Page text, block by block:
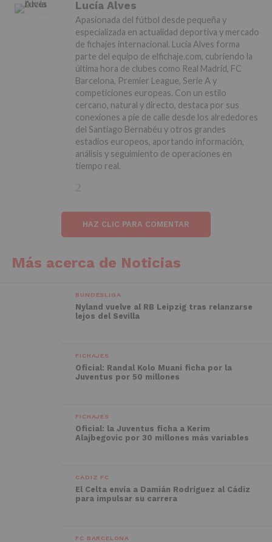
Lucía Alves
Apasionada del fútbol desde pequeña y
especializada en actualidad deportiva y mercado
de fichajes internacional. Lucía Alves forma
parte del equipo de elfichaje.com, cubriendo la
última hora de clubes como Real Madrid, FC
Barcelona, Premier League, Serie A y
competiciones europeas. Con un estilo
cercano, natural y directo, destaca por sus
conexiones a pie de calle desde los alrededores
del Santiago Bernabéu y otros grandes
estadios europeos, aportando información,
análisis y seguimiento de operaciones en
tiempo real.
HAZ CLIC PARA COMENTAR
Más acerca de Noticias
BUNDESLIGA
Nyland vuelve al RB Leipzig tras relanzarse
lejos del Sevilla
FICHAJES
Oficial: Randal Kolo Muani ficha por la
Juventus por 50 millones
FICHAJES
Oficial: la Juventus ficha a Kerim
Alajbegovic por 30 millones más variables
CÁDIZ FC
El Celta envía a Damián Rodríguez al Cádiz
para impulsar su carrera
FC BARCELONA